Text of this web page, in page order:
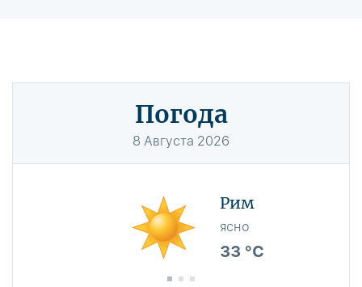
Погода
8 Августа 2026
Рим
ясно
33 °C